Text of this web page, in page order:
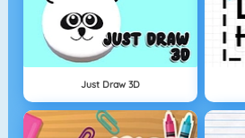
Just Draw 3D